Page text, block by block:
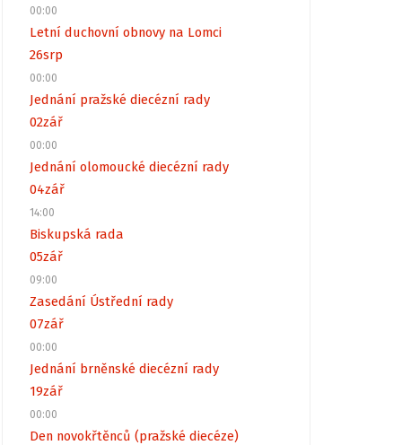
00:00
Letní duchovní obnovy na Lomci
26srp
00:00
Jednání pražské diecézní rady
02zář
00:00
Jednání olomoucké diecézní rady
04zář
14:00
Biskupská rada
05zář
09:00
Zasedání Ústřední rady
07zář
00:00
Jednání brněnské diecézní rady
19zář
00:00
Den novokřtěnců (pražské diecéze)